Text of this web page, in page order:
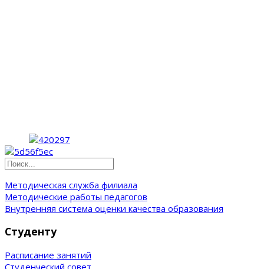
Методическая служба филиала
Методические работы педагогов
Внутренняя система оценки качества образования
Студенту
Расписание занятий
Студенческий совет